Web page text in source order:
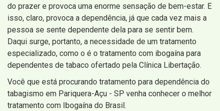
do prazer e provoca uma enorme sensação de bem-estar. E
isso, claro, provoca a dependência, já que cada vez mais a
pessoa se sente dependente dela para se sentir bem.
Daqui surge, portanto, a necessidade de um tratamento
especializado, como o é o tratamento com ibogaína para
dependentes de tabaco ofertado pela Clínica Libertação.
Você que está procurando tratamento para dependência do
tabagismo em Pariquera-Açu - SP venha conhecer o melhor
tratamento com Ibogaína do Brasil.